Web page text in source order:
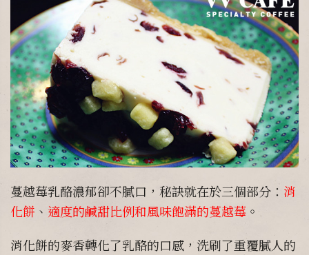
蔓越莓乳酪濃郁卻不膩口，秘訣就在於三個部分： 消
化餅 、 適度的鹹甜比例和風味飽滿的蔓越莓 。
消化餅的麥香轉化了乳酪的口感，洗刷了重覆膩人的